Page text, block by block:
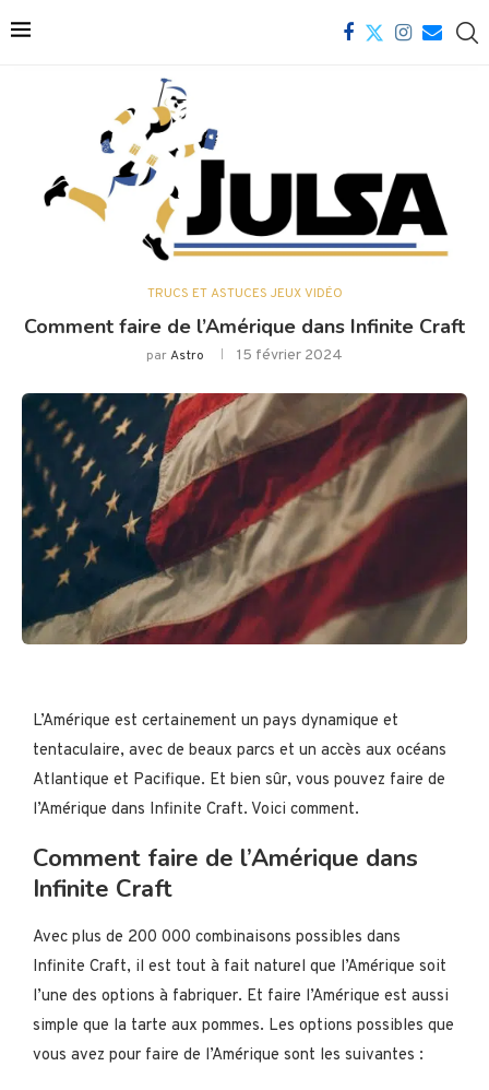
TRUCS ET ASTUCES JEUX VIDÉO
Comment faire de l’Amérique dans Infinite Craft
parAstro 15 février 2024
L’Amérique est certainement un pays dynamique et
tentaculaire, avec de beaux parcs et un accès aux océans
Atlantique et Pacifique. Et bien sûr, vous pouvez faire de
l’Amérique dans Infinite Craft. Voici comment.
Comment faire de l’Amérique dans
Infinite Craft
Avec plus de 200 000 combinaisons possibles dans
Infinite Craft, il est tout à fait naturel que l’Amérique soit
l’une des options à fabriquer. Et faire l’Amérique est aussi
simple que la tarte aux pommes. Les options possibles que
vous avez pour faire de l’Amérique sont les suivantes :